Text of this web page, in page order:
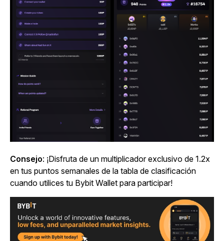
Consejo: ¡Disfruta de un multiplicador exclusivo de 1.2x
en tus puntos semanales de la tabla de clasificación
cuando utilices tu Bybit Wallet para participar!